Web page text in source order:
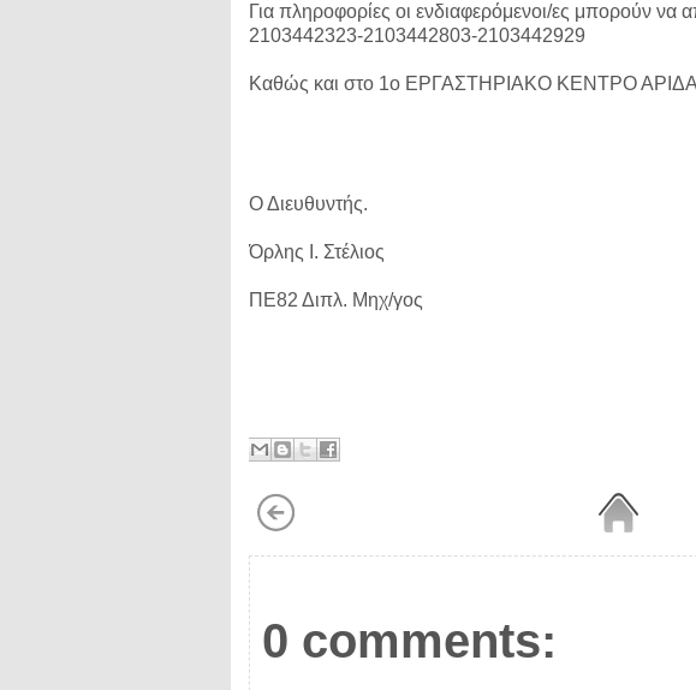
Για πληροφορίες οι ενδιαφερόμενοι/ες μπορούν να
2103442323-2103442803-2103442929
Καθώς και στο 1ο ΕΡΓΑΣΤΗΡΙΑΚΟ ΚΕΝΤΡΟ
Ο Διευθυντής.
Όρλης Ι. Στέλιος
ΠΕ82 Διπλ. Μηχ/γος
0 comments: